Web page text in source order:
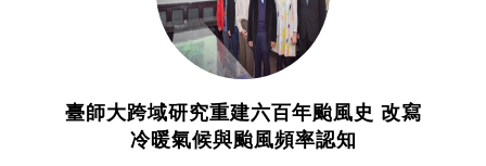
臺師大跨域研究重建六百年颱風史 改寫
冷暖氣候與颱風頻率認知